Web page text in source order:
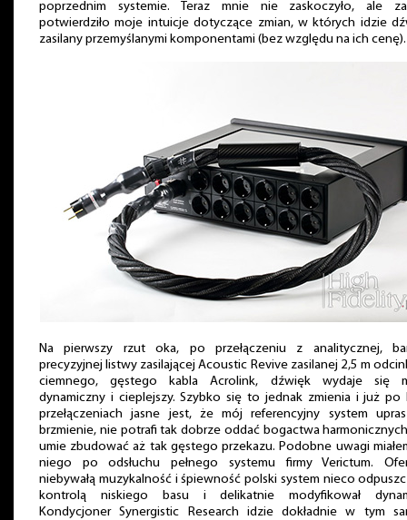
poprzednim systemie. Teraz mnie nie zaskoczyło, ale
potwierdziło moje intuicje dotyczące zmian, w których idzie
zasilany przemyślanymi komponentami (bez względu na ich cenę).
Na pierwszy rzut oka, po przełączeniu z analitycznej,
precyzyjnej listwy zasilającej Acoustic Revive zasilanej 2,5 m
ciemnego, gęstego kabla Acrolink, dźwięk wydaje się
dynamiczny i cieplejszy. Szybko się to jednak zmienia i już po
przełączeniach jasne jest, że mój referencyjny system
brzmienie, nie potrafi tak dobrze oddać bogactwa
umie zbudować aż tak gęstego przekazu. Podobne uwagi
niego po odsłuchu pełnego systemu firmy Verictum.
niebywałą muzykalność i śpiewność polski system nieco
kontrolą niskiego basu i delikatnie modyfikował
Kondycjoner Synergistic Research idzie dokładnie w tym